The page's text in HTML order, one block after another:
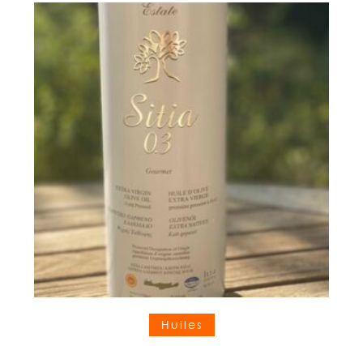
Ajouter au panier
Huiles